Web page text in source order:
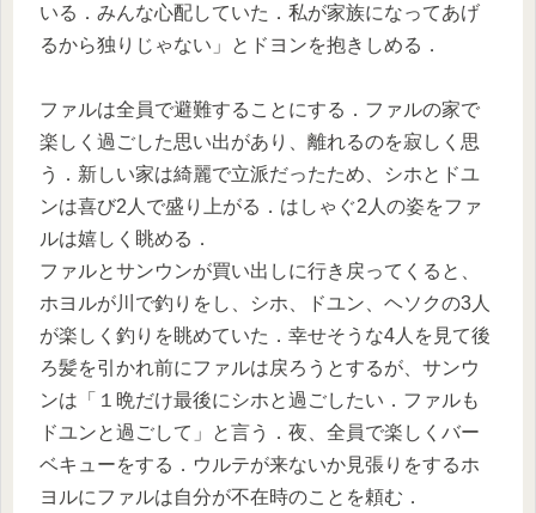
いる．みんな心配していた．私が家族になってあげ
るから独りじゃない」とドヨンを抱きしめる．
ファルは全員で避難することにする．ファルの家で
楽しく過ごした思い出があり、離れるのを寂しく思
う．新しい家は綺麗で立派だったため、シホとドユ
ンは喜び2人で盛り上がる．はしゃぐ2人の姿をファ
ルは嬉しく眺める．
ファルとサンウンが買い出しに行き戻ってくると、
ホヨルが川で釣りをし、シホ、ドユン、ヘソクの3人
が楽しく釣りを眺めていた．幸せそうな4人を見て後
ろ髪を引かれ前にファルは戻ろうとするが、サンウ
ンは「１晩だけ最後にシホと過ごしたい．ファルも
ドユンと過ごして」と言う．夜、全員で楽しくバー
ベキューをする．ウルテが来ないか見張りをするホ
ヨルにファルは自分が不在時のことを頼む．